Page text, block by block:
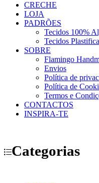
CRECHE
LOJA
PADRÕES
Tecidos 100%
Tecidos
SOBRE
Flamingo
Envios
Política de
Política de
Termos e
CONTACTOS
INSPIRA-TE
Categorias